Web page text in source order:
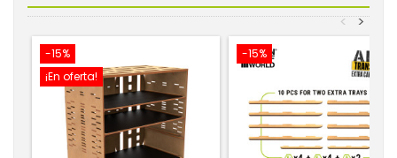
>
<
-15%
¡En oferta!
-15%